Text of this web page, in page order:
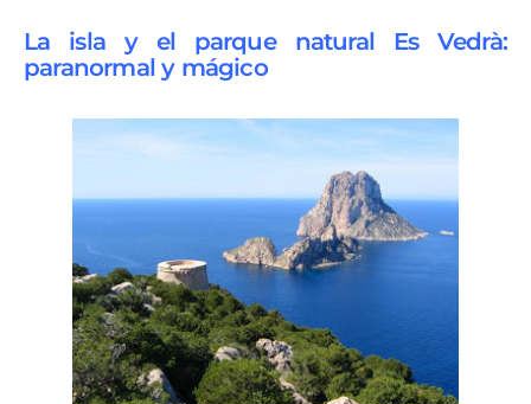
La isla y el parque natural Es Vedrà:
paranormal y mágico